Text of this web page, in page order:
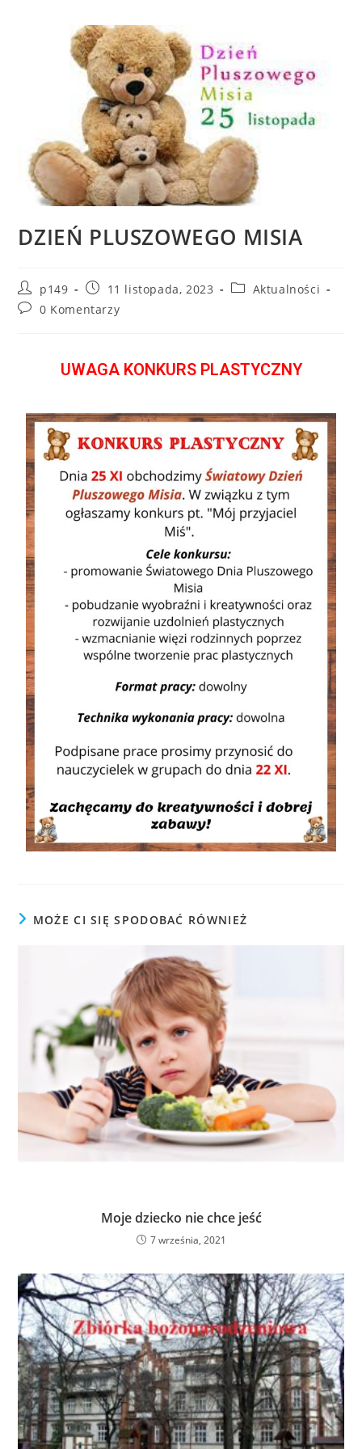
DZIEŃ PLUSZOWEGO MISIA
p149 11 listopada, 2023
Aktualności
0 Komentarzy
UWAGA KONKURS PLASTYCZNY
MOŻE CI SIĘ SPODOBAĆ RÓWNIEŻ
Moje dziecko nie chce jeść
7 września, 2021